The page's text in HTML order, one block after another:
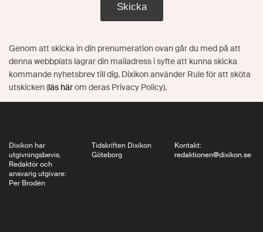
Skicka
Genom att skicka in din prenumeration ovan går du med på att
denna webbplats lagrar din mailadress i syfte att kunna skicka
kommande nyhetsbrev till dig. Dixikon använder Rule för att sköta
utskicken (läs härom deras Privacy Policy).
Dixikon har
utgivningsbevis.
Redaktör och
ansvarig utgivare:
Per Brodén
Tidskriften Dixikon
Göteborg
Kontakt:
redaktionen@dixikon.se